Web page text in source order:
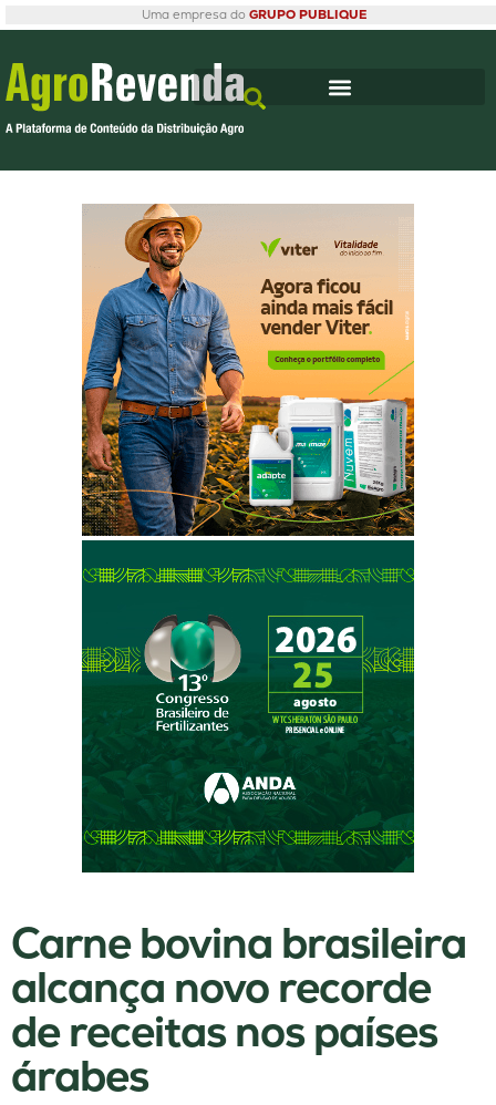
Uma empresa do GRUPO PUBLIQUE
Carne bovina brasileira
alcança novo recorde
de receitas nos países
árabes